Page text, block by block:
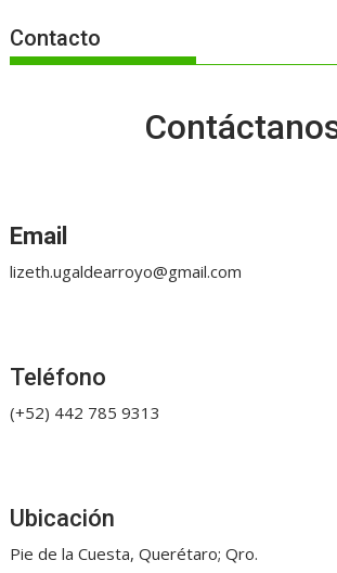
Contacto
Email
lizeth.ugaldearroyo@gmail.com
Teléfono
(+52) 442 785 9313
Ubicación
Pie de la Cuesta, Querétaro; Qro.